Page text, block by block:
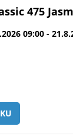
475
09:00 -